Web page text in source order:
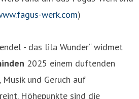
werk.com)
- das lila Wunder“ widmet
2025 einem duftenden
und Geruch auf
Höhepunkte sind die